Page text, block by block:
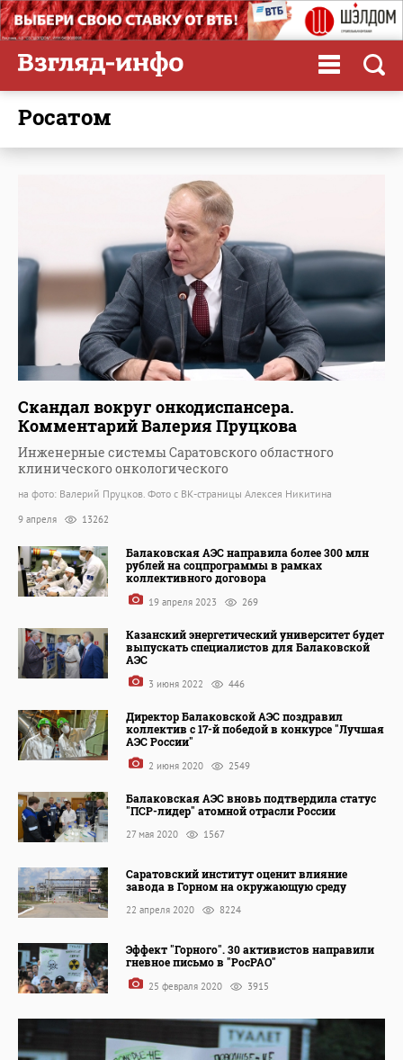
Росатом
Скандал вокруг онкодиспансера.
Комментарий Валерия Пруцкова
Инженерные системы Саратовского областного
клинического онкологического
на фото: Валерий Пруцков. Фото с ВК-страницы Алексея Никитина
9 апреля 13262
Балаковская АЭС направила более 300 млн
рублей на соцпрограммы в рамках
коллективного договора
19 апреля 2023 269
Казанский энергетический университет будет
выпускать специалистов для Балаковской
АЭС
3 июня 2022 446
Директор Балаковской АЭС поздравил
коллектив с 17-й победой в конкурсе "Лучшая
АЭС России"
2 июня 2020 2549
Балаковская АЭС вновь подтвердила статус
"ПСР-лидер" атомной отрасли России
27 мая 2020 1567
Саратовский институт оценит влияние
завода в Горном на окружающую среду
22 апреля 2020 8224
Эффект "Горного". 30 активистов направили
гневное письмо в "РосРАО"
25 февраля 2020 3915